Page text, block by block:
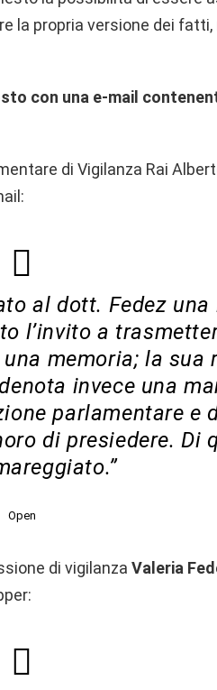
la propria versione dei fatti,
con una e-mail
di Vigilanza Rai
al dott. Fedez una
l’invito a
memoria; la sua
invece una
parlamentare e
di presiedere. Di
Open
di vigilanza Valeria